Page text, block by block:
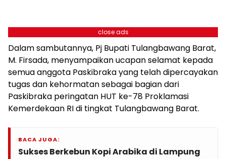
close ads
Dalam sambutannya, Pj Bupati Tulangbawang Barat,
M. Firsada, menyampaikan ucapan selamat kepada
semua anggota Paskibraka yang telah dipercayakan
tugas dan kehormatan sebagai bagian dari
Paskibraka peringatan HUT ke-78 Proklamasi
Kemerdekaan RI di tingkat Tulangbawang Barat.
BACA JUGA:
Sukses Berkebun Kopi Arabika di Lampung